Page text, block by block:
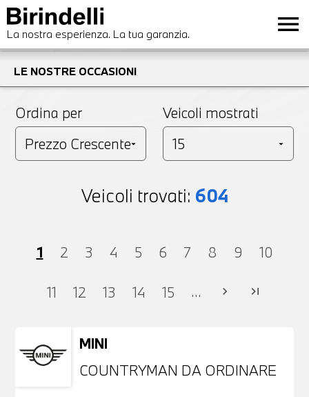
La nostra esperienza. La tua garanzia. menu
LE NOSTRE OCCASIONI
Ordina per Veicoli mostrati
Veicoli trovati: 604
1 2 3 4 5 6 7 8 9 10
11 12 13 14 15 ... chevron_right last_page
MINI
COUNTRYMAN DA ORDINARE